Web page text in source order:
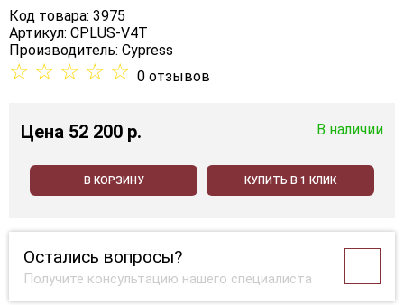
Код товара: 3975
Артикул: CPLUS-V4T
Производитель: Cypress
☆ ☆ ☆ ☆ ☆ 0 отзывов
Цена 52 200 p. В наличии
В КОРЗИНУ КУПИТЬ В 1 КЛИК
Остались вопросы?
Получите консультацию нашего специалиста